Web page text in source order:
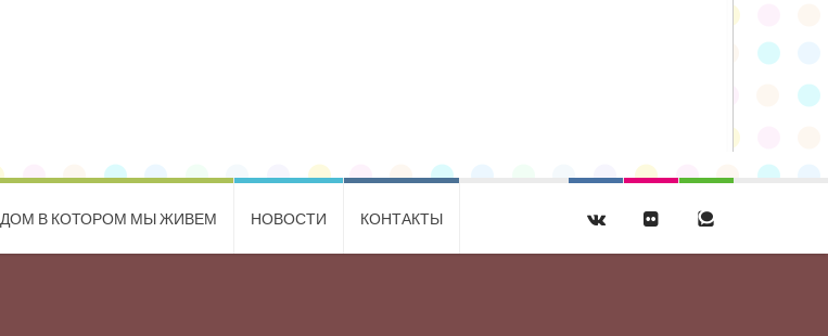
ДОМ В КОТОРОМ МЫ ЖИВЕМ НОВОСТИ КОНТАКТЫ